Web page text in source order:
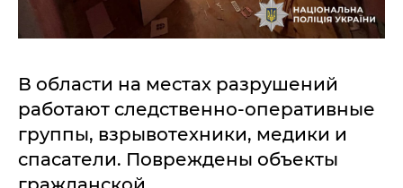
В области на местах разрушений
работают следственно-оперативные
группы, взрывотехники, медики и
спасатели. Повреждены объекты